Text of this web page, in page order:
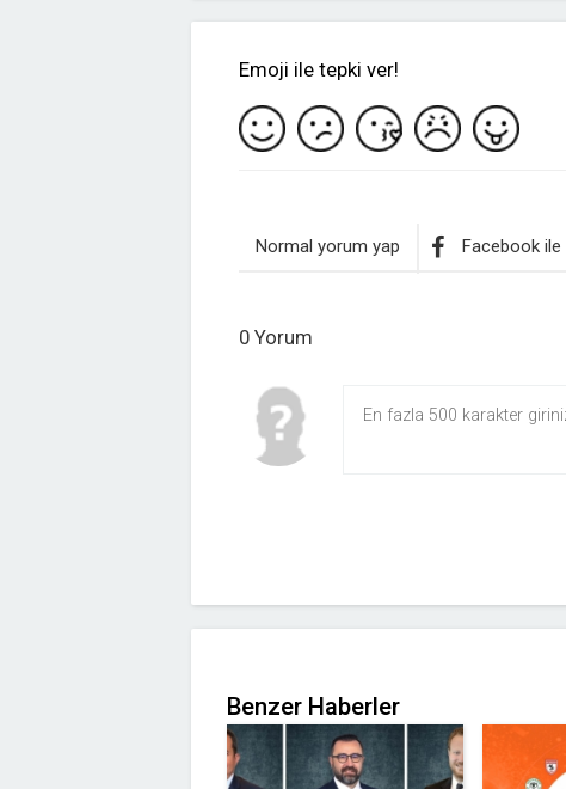
Emoji ile tepki ver!
Normal yorum yap Facebook
0 Yorum
Benzer Haberler